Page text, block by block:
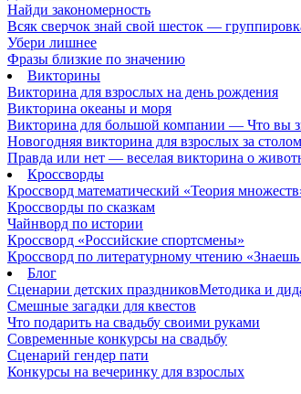
Найди закономерность
Всяк сверчок знай свой шесток —
Убери лишнее
Фразы близкие по значению
Викторины
Викторина для взрослых на день рождения
Викторина океаны и моря
Викторина для большой компании — Что вы
Новогодняя викторина для взрослых за столом
Правда или нет — веселая викторина о
Кроссворды
Кроссворд математический «Теория
Кроссворды по сказкам
Чайнворд по истории
Кроссворд «Российские спортсмены»
Кроссворд по литературному чтению «Знаешь
Блог
Сценарии детских праздниковМетодика и
Смешные загадки для квестов
Что подарить на свадьбу своими руками
Современные конкурсы на свадьбу
Сценарий гендер пати
Конкурсы на вечеринку для взрослых